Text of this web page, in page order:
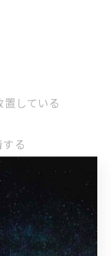
している
る
てしまった
からない
りだけでもいい